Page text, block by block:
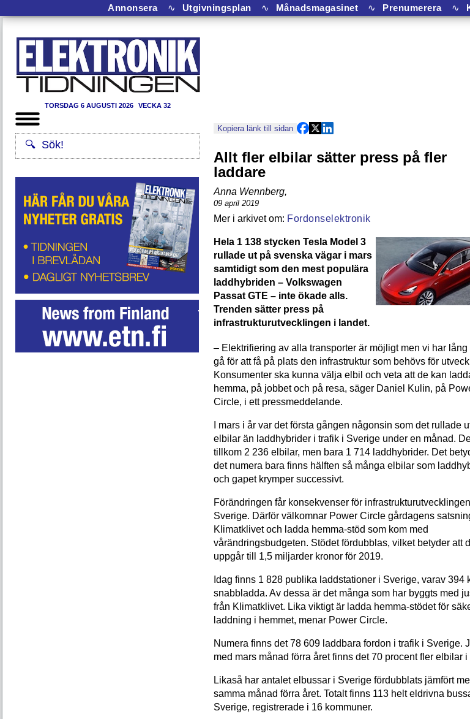
Annonsera ∿ Utgivningsplan ∿ Månadsmagasinet ∿ Prenumerera ∿
TORSDAG 6 AUGUSTI 2026 VECKA 32
Kopiera länk till sidan
Allt fler elbilar sätter press på fler
laddare
Anna Wennberg,
09 april 2019
Fordonselektronik
Hela 1 138 stycken Tesla Model 3
rullade ut på svenska vägar i mars
samtidigt som den mest populära
laddhybriden – Volkswagen
Passat GTE – inte ökade alls.
Trenden sätter press på
infrastrukturutvecklingen i landet.
– Elektrifiering av alla transporter är möjligt men vi har lång
gå för att få på plats den infrastruktur som behövs för
Konsumenter ska kunna välja elbil och veta att de kan
hemma, på jobbet och på resa, säger Daniel Kulin, på
Circle, i ett pressmeddelande.
I mars i år var det första gången någonsin som det rullade
elbilar än laddhybrider i trafik i Sverige under en månad.
tillkom 2 236 elbilar, men bara 1 714 laddhybrider. Det
det numera bara finns hälften så många elbilar som
och gapet krymper successivt.
Förändringen får konsekvenser för
Sverige. Därför välkomnar Power Circle gårdagens
Klimatklivet och ladda hemma-stöd som kom med
vårändringsbudgeten. Stödet fördubblas, vilket betyder att
uppgår till 1,5 miljarder kronor för 2019.
Idag finns 1 828 publika laddstationer i Sverige, varav 394
snabbladda. Av dessa är det många som har byggts med
från Klimatklivet. Lika viktigt är ladda hemma-stödet för
laddning i hemmet, menar Power Circle.
Numera finns det 78 609 laddbara fordon i trafik i Sverige.
med mars månad förra året finns det 70 procent fler elbilar i
Likaså har antalet elbussar i Sverige fördubblats jämfört
samma månad förra året. Totalt finns 113 helt eldrivna
Sverige, registrerade i 16 kommuner.